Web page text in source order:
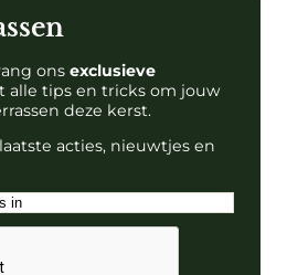
ons exclusieve
alle tips en tricks om jouw
deze kerst.
acties, nieuwtjes en